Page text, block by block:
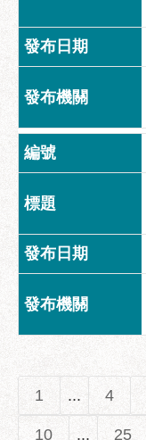
1 ... 4
10 ... 25